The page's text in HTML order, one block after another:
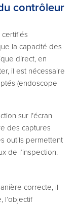
contrôleur
la capacité des
direct, en
il est nécessaire
(endoscope
sur l’écran
des captures
outils permettent
de l’inspection.
correcte, il
l’objectif